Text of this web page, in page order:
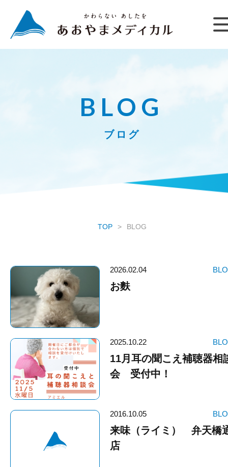
BLOG
ブログ
TOP BLOG
2026.02.04
お麩
2025.10.22
11月耳の聞こえ補聴器相
会 受付中！
2016.10.05
来味（ライミ） 弁天橋
店